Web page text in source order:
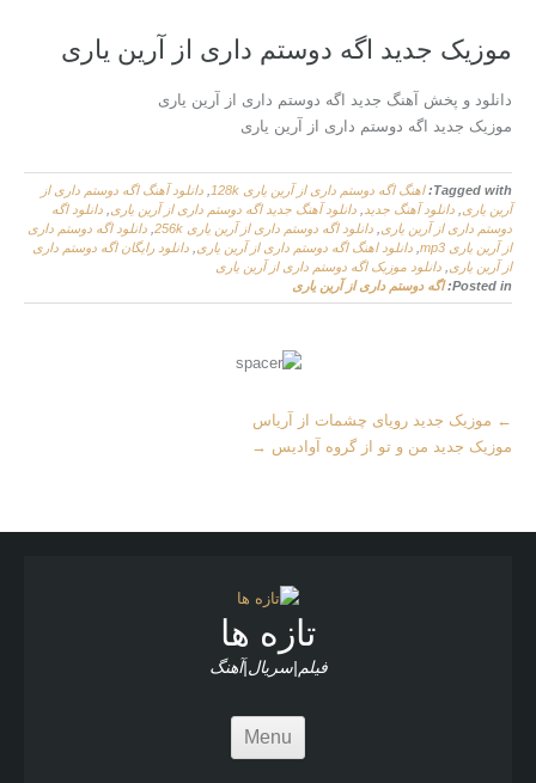
موزیک جدید اگه دوستم داری از آرین یاری
دانلود و پخش آهنگ جدید اگه دوستم داری از آرین یاری
موزیک جدید اگه دوستم داری از آرین یاری
Tagged with: اهنگ اگه دوستم داری از آرین یاری 128k
دانلود آهنگ اگه دوستم داری از
آرین یاری دانلود آهنگ جدید دانلود آهنگ جدید اگه دوستم داری از آرین یاری دانلود اگه
دوستم داری از آرین یاری دانلود اگه دوستم داری از آرین یاری 256k
دانلود اگه دوستم داری
از آرین یاری mp3
دانلود اهنگ اگه دوستم داری از آرین یاری دانلود رایگان اگه دوستم داری
از آرین یاری دانلود موزیک اگه دوستم داری از آرین یاری
Posted in: اگه دوستم داری از آرین یاری
M← موزیک جدید رویای چشمات از آریاس
موزیک جدید من و تو از گروه آوادیس →
تازه ها
فیلم|سریال|آهنگ
Menu